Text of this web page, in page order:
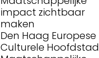
impact zichtbaar
maken
Den Haag Europese
Culturele Hoofdstad